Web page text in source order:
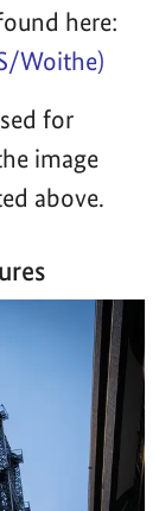
here:
Woithe)
for
image
above.